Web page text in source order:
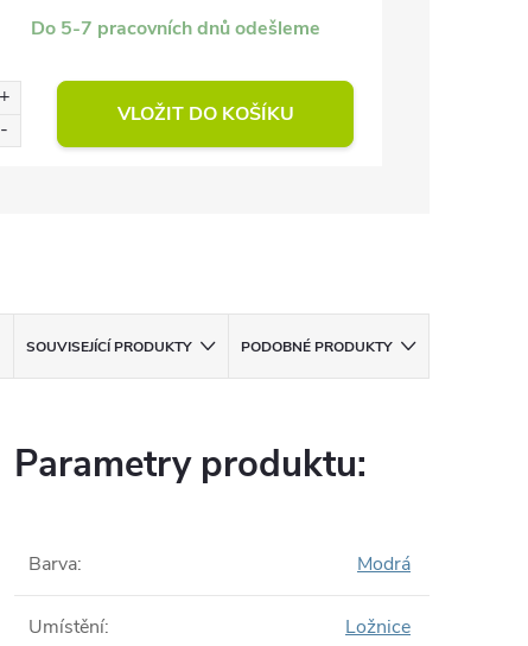
Do 5-7 pracovních dnů odešleme
VLOŽIT DO KOŠÍKU
SOUVISEJÍCÍ PRODUKTY PODOBNÉ PRODUKTY
Parametry produktu:
Barva: Modrá
Umístění: Ložnice